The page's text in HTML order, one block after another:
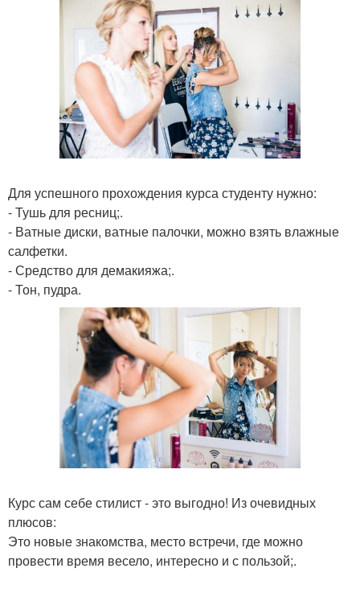
Для успешного прохождения курса студенту нужно:
- Тушь для ресниц;.
- Ватные диски, ватные палочки, можно взять влажные
салфетки.
- Средство для демакияжа;.
- Тон, пудра.
Курс сам себе стилист - это выгодно! Из очевидных
плюсов:
Это новые знакомства, место встречи, где можно
провести время весело, интересно и с пользой;.